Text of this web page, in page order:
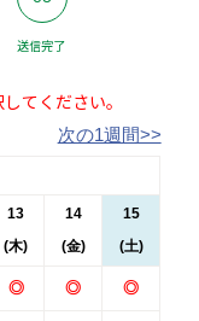
送信完了
てください。
次の1週間>>
13
(木)
14
(金)
15
(土)
◎ ◎ ◎